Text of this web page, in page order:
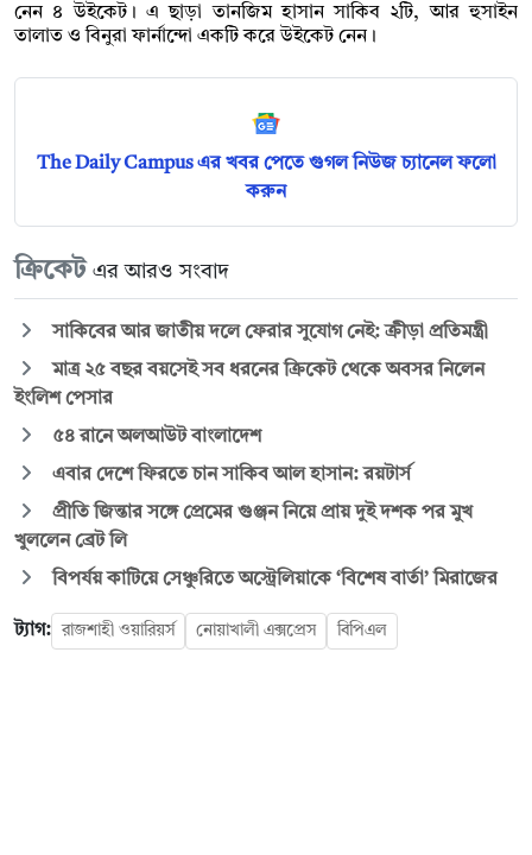
নেন ৪ উইকেট। এ ছাড়া তানজিম হাসান সাকিব ২টি, আর হুসাইন
তালাত ও বিনুরা ফার্নান্দো একটি করে উইকেট নেন।
The Daily Campus এর খবর পেতে গুগল নিউজ চ্যানেল ফলো
করুন
ক্রিকেট এর আরও সংবাদ
সাকিবের আর জাতীয় দলে ফেরার সুযোগ নেই: ক্রীড়া প্রতিমন্ত্রী
মাত্র ২৫ বছর বয়সেই সব ধরনের ক্রিকেট থেকে অবসর নিলেন
ইংলিশ পেসার
৫৪ রানে অলআউট বাংলাদেশ
এবার দেশে ফিরতে চান সাকিব আল হাসান: রয়টার্স
প্রীতি জিন্তার সঙ্গে প্রেমের গুঞ্জন নিয়ে প্রায় দুই দশক পর মুখ
খুললেন ব্রেট লি
বিপর্যয় কাটিয়ে সেঞ্চুরিতে অস্ট্রেলিয়াকে ‘বিশেষ বার্তা’ মিরাজের
ট্যাগ: রাজশাহী ওয়ারিয়র্স নোয়াখালী এক্সপ্রেস বিপিএল